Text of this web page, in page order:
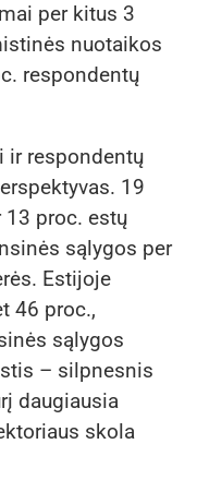
per kitus 3
nuotaikos
respondentų
ir respondentų
19
13 proc. estų
sąlygos per
Estijoje
46 proc.,
sąlygos
– silpnesnis
daugiausia
skola